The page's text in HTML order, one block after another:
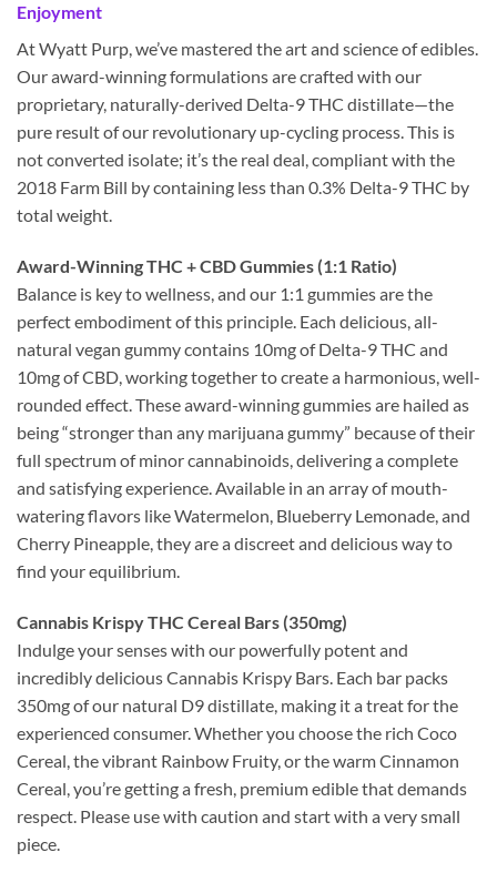
Enjoyment
At Wyatt Purp, we’ve mastered the art and science of edibles.
Our award-winning formulations are crafted with our
proprietary, naturally-derived Delta-9 THC distillate—the
pure result of our revolutionary up-cycling process. This is
not converted isolate; it’s the real deal, compliant with the
2018 Farm Bill by containing less than 0.3% Delta-9 THC by
total weight.
Award-Winning THC + CBD Gummies (1:1 Ratio)
Balance is key to wellness, and our 1:1 gummies are the
perfect embodiment of this principle. Each delicious, all-
natural vegan gummy contains 10mg of Delta-9 THC and
10mg of CBD, working together to create a harmonious, well-
rounded effect. These award-winning gummies are hailed as
being “stronger than any marijuana gummy” because of their
full spectrum of minor cannabinoids, delivering a complete
and satisfying experience. Available in an array of mouth-
watering flavors like Watermelon, Blueberry Lemonade, and
Cherry Pineapple, they are a discreet and delicious way to
find your equilibrium.
Cannabis Krispy THC Cereal Bars (350mg)
Indulge your senses with our powerfully potent and
incredibly delicious Cannabis Krispy Bars. Each bar packs
350mg of our natural D9 distillate, making it a treat for the
experienced consumer. Whether you choose the rich Coco
Cereal, the vibrant Rainbow Fruity, or the warm Cinnamon
Cereal, you’re getting a fresh, premium edible that demands
respect. Please use with caution and start with a very small
piece.